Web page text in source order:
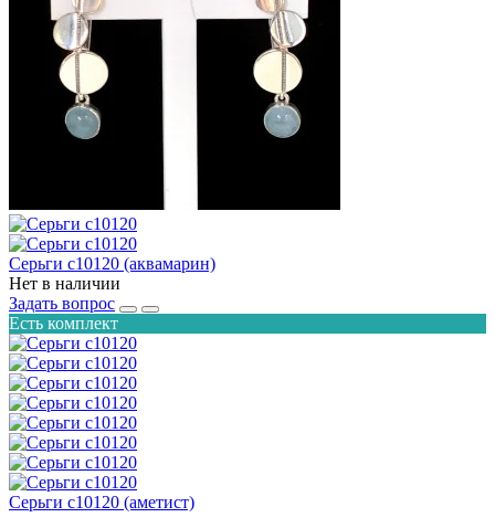
Серьги с10120 (аквамарин)
Нет в наличии
Задать вопрос
Есть комплект
Серьги с10120 (аметист)